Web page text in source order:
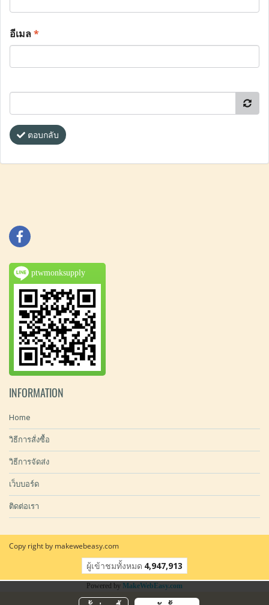
อีเมล*
ตอบกลับ
ptwmonksupply
INFORMATION
Home
วิธีการสั่งซื้อ
วิธีการจัดส่ง
เว็บบอร์ด
ติดต่อเรา
Copy right by makewebeasy.com
ผู้เข้าชมทั้งหมด 4,947,913
Powered by MakeWebEasy.com